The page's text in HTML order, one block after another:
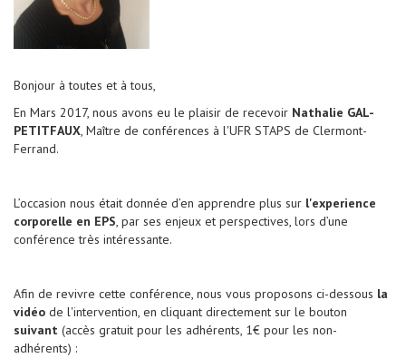
Bonjour à toutes et à tous,
En Mars 2017, nous avons eu le plaisir de recevoir Nathalie GAL-
PETITFAUX, Maître de conférences à l'UFR STAPS de Clermont-
Ferrand.
L’occasion nous était donnée d’en apprendre plus sur l'experience
corporelle en EPS, par ses enjeux et perspectives, lors d’une
conférence très intéressante.
Afin de revivre cette conférence, nous vous proposons ci-dessous la
vidéo de l'intervention, en cliquant directement sur le bouton
suivant (accès gratuit pour les adhérents, 1€ pour les non-
adhérents) :